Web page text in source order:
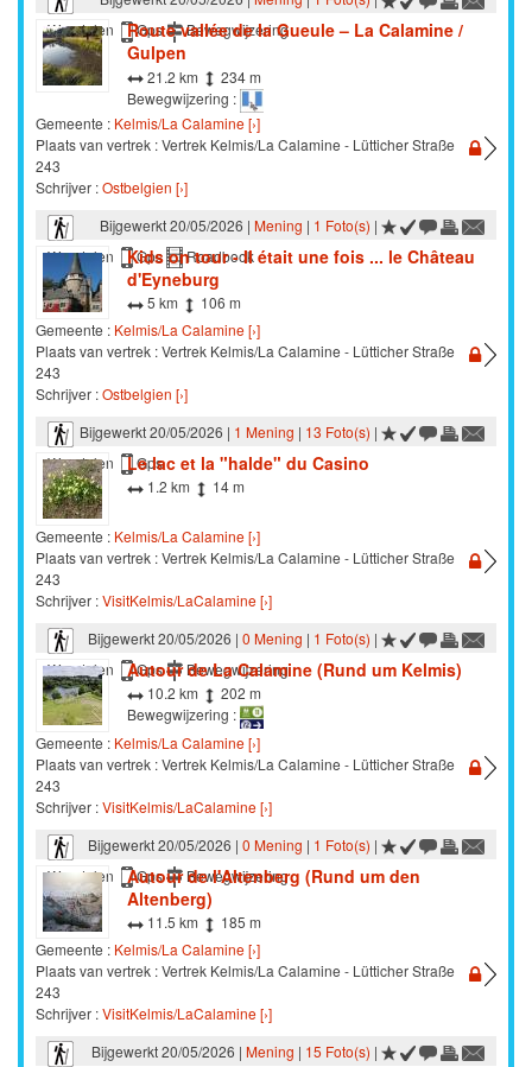
Wandelen
Gps Bewegwijzering
Route vallée de la Gueule – La Calamine /
Gulpen
21.2 km
234 m
Bewegwijzering :
Gemeente : Kelmis/La Calamine [›]
Plaats van vertrek : Vertrek Kelmis/La Calamine - Lütticher Straße
243
Schrijver :Ostbelgien [›]
Bijgewerkt 20/05/2026 | Mening | 1 Foto(s) |
Wandelen
Gps Roadbook
Kids on tour - Il était une fois ... le Château
d'Eyneburg
5 km
106 m
Gemeente : Kelmis/La Calamine [›]
Plaats van vertrek : Vertrek Kelmis/La Calamine - Lütticher Straße
243
Schrijver :Ostbelgien [›]
Bijgewerkt 20/05/2026 | 1 Mening | 13 Foto(s) |
Wandelen
Gps
Le lac et la "halde" du Casino
1.2 km 14 m
Gemeente : Kelmis/La Calamine [›]
Plaats van vertrek : Vertrek Kelmis/La Calamine - Lütticher Straße
243
Schrijver :VisitKelmis/LaCalamine [›]
Bijgewerkt 20/05/2026 | 0 Mening | 1 Foto(s) |
Wandelen
Gps Bewegwijzering
Autour de La Calamine (Rund um Kelmis)
10.2 km
202 m
Bewegwijzering :
Gemeente : Kelmis/La Calamine [›]
Plaats van vertrek : Vertrek Kelmis/La Calamine - Lütticher Straße
243
Schrijver :VisitKelmis/LaCalamine [›]
Bijgewerkt 20/05/2026 | 0 Mening | 1 Foto(s) |
Wandelen
Gps Bewegwijzering
Autour de l'Altenberg (Rund um den
Altenberg)
11.5 km
185 m
Gemeente : Kelmis/La Calamine [›]
Plaats van vertrek : Vertrek Kelmis/La Calamine - Lütticher Straße
243
Schrijver :VisitKelmis/LaCalamine [›]
Bijgewerkt 20/05/2026 | Mening | 15 Foto(s) |